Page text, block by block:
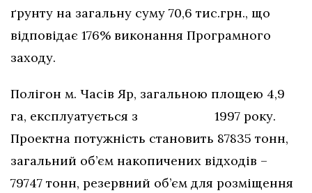
ґрунту на загальну суму 70,6 тис.грн., що
відповідає 176% виконання Програмного
заходу.
Полігон м. Часів Яр, загальною площею 4,9
га, експлуатується з 1997 року.
Проектна потужність становить 87835 тонн,
загальний об’єм накопичених відходів –
79747 тонн, резервний об’єм для розміщення